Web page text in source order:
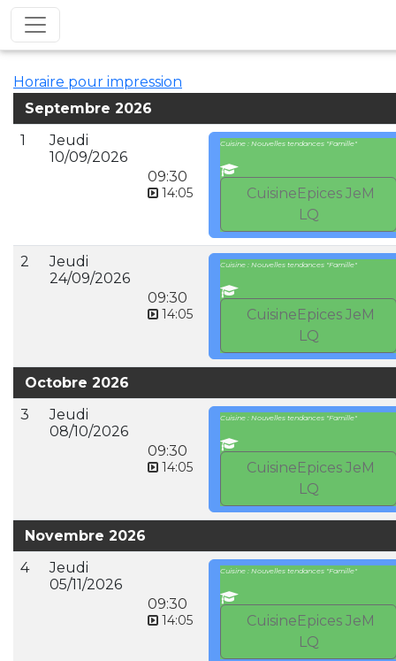
Horaire pour impression
Septembre 2026
1
Jeudi
10/09/2026
09:30
14:05
Cuisine : Nouvelles tendances "Famille"
CuisineEpices JeM
LQ
2
Jeudi
24/09/2026
09:30
14:05
Cuisine : Nouvelles tendances "Famille"
CuisineEpices JeM
LQ
Octobre 2026
3
Jeudi
08/10/2026
09:30
14:05
Cuisine : Nouvelles tendances "Famille"
CuisineEpices JeM
LQ
Novembre 2026
4
Jeudi
05/11/2026
09:30
14:05
Cuisine : Nouvelles tendances "Famille"
CuisineEpices JeM
LQ